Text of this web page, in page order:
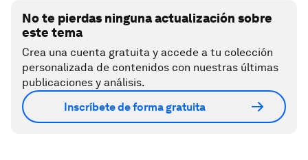
No te pierdas ninguna actualización sobre
este tema
Crea una cuenta gratuita y accede a tu colección
personalizada de contenidos con nuestras últimas
publicaciones y análisis.
Inscríbete de forma gratuita